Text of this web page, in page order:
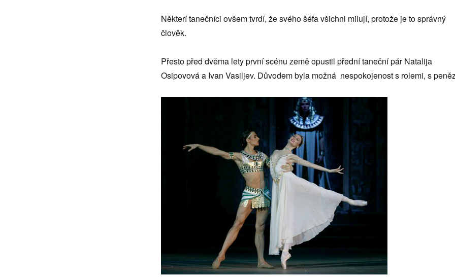
Některí tanečníci ovšem tvrdí, že svého šéfa všichni milují, protože je to správný
člověk.
Přesto před dvěma lety první scénu země opustil přední taneční pár Natalija
Osipovová a Ivan Vasiljev. Důvodem byla možná nespokojenost s rolemi, s